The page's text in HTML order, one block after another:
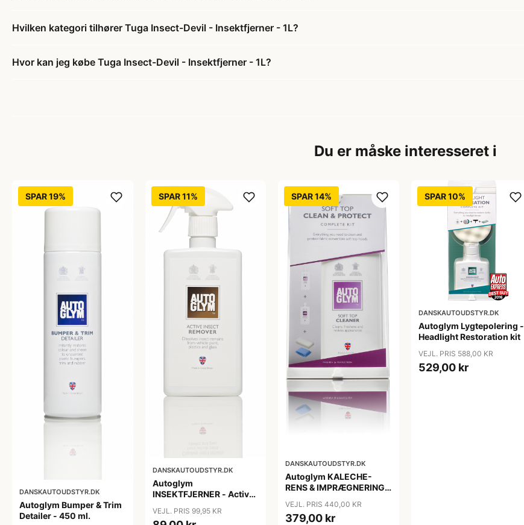
Hvilken kategori tilhører Tuga Insect-Devil - Insektfjerner - 1L?
Hvor kan jeg købe Tuga Insect-Devil - Insektfjerner - 1L?
Du er måske interesseret i
SPAR 19%
DANSKAUTOUDSTYR.DK
Autoglym Bumper & Trim
Detailer - 450 ml.
SPAR 11%
DANSKAUTOUDSTYR.DK
Autoglym
INSEKTFJERNER - Active
VEJL. PRIS 99,95 KR
SPAR 14%
DANSKAUTOUDSTYR.DK
Autoglym KALECHE-
RENS & IMPRÆGNERING -
Cleaning Kit - Sæt.
VEJL. PRIS 440,00 KR
379,00 kr
SPAR 10%
DANSKAUTOUDSTYR.DK
Autoglym Lygtepolering -
Headlight Restoration kit
VEJL. PRIS 588,00 KR
529,00 kr